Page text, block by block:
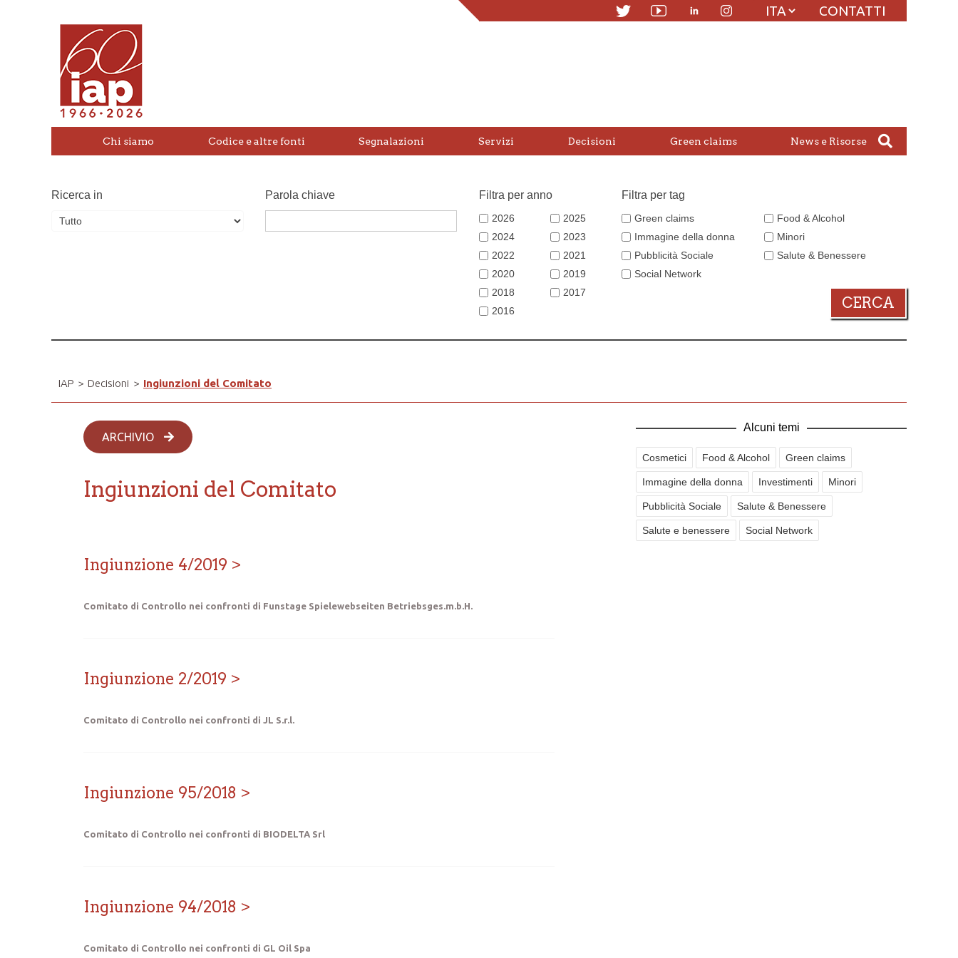
CONTATTI
Twitter Youtube Linkedin
Chi siamo Codice e altre fonti Segnalazioni Servizi Decisioni Green claims News e Risorse
Ricerca in Parola chiave Filtra per anno
2026
2025
2024
2023
2022
2021
2020
2019
2018
2017
2016
Filtra per tag
Green claims
Food & Alcohol
Immagine della donna
Minori
Pubblicità Sociale
Salute & Benessere
Social Network
CERCA
IAP > Decisioni > Ingiunzioni del Comitato
ARCHIVIO
Ingiunzioni del Comitato
Ingiunzione 4/2019
Comitato di Controllo nei confronti di Funstage Spielewebseiten Betriebsges.m.b.H.
Ingiunzione 2/2019
Comitato di Controllo nei confronti di JL S.r.l.
Ingiunzione 95/2018
Comitato di Controllo nei confronti di BIODELTA Srl
Ingiunzione 94/2018
Comitato di Controllo nei confronti di GL Oil Spa
Alcuni temi
Cosmetici Food & Alcohol Green claims
Immagine della donna Investimenti Minori
Pubblicità Sociale Salute & Benessere
Salute e benessere Social Network